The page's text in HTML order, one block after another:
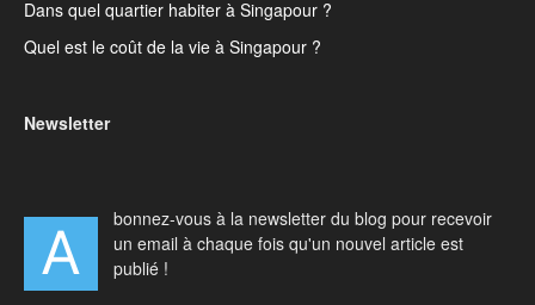
Dans quel quartier habiter à Singapour ?
Quel est le coût de la vie à Singapour ?
Newsletter
A
bonnez-vous à la newsletter du blog pour recevoir
un email à chaque fois qu'un nouvel article est
publié !